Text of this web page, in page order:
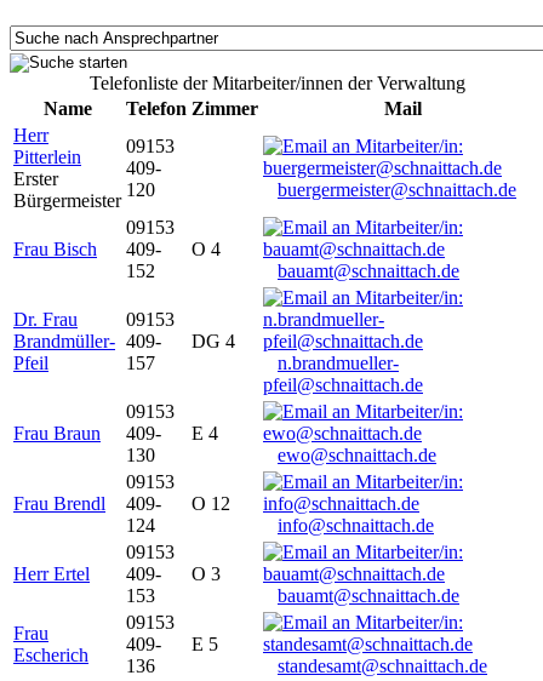
Telefonliste der Mitarbeiter/innen der Verwaltung
Name
Telefon Zimmer
Mail
Herr
Pitterlein
Erster
Bürgermeister
09153
409-
120
buergermeister@schnaittach.de
Frau Bisch
09153
409-
152
O 4
bauamt@schnaittach.de
Dr. Frau
Brandmüller-
Pfeil
09153
409-
157
DG 4
n.brandmueller-
pfeil@schnaittach.de
Frau Braun
09153
409-
130
E 4
ewo@schnaittach.de
Frau Brendl
09153
409-
124
O 12
info@schnaittach.de
Herr Ertel
09153
409-
153
O 3
bauamt@schnaittach.de
Frau
Escherich
09153
409-
136
E 5
standesamt@schnaittach.de